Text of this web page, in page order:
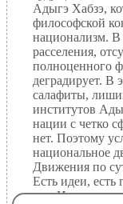
Адыгэ Хабзэ,
философской
национализм. В
расселения,
полноценного
деградирует. В
салафиты,
институтов
нации с четко
нет. Поэтому
национальное
Движения по
Есть идеи,
нет. Или же оно